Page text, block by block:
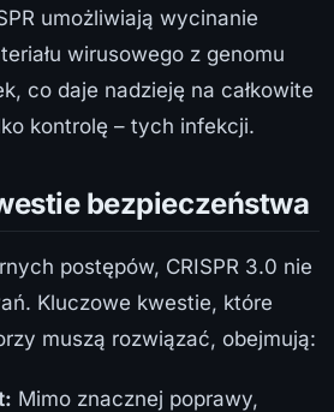
umożliwiają wycinanie
wirusowego z genomu
co daje nadzieję na całkowite
kontrolę – tych infekcji.
bezpieczeństwa
postępów, CRISPR 3.0 nie
Kluczowe kwestie, które
muszą rozwiązać, obejmują:
Mimo znacznej poprawy,